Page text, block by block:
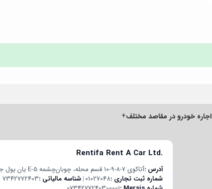
اجاره خودرو در مقاصد مختلف+
Rentifa Rent A Car Ltd.
آدرس آتاکوی ۷-۸-۹-۱۰ قسم محله، چوبان‌چشمه E-5 یان یول جاده، پلاک ۲۲/۱، درب داخلی ۱۹۸، باکیرکوی/استانبول، ترکیه
شماره ثبت تجاری 01027048
|شناسه مالیاتی 7342772403